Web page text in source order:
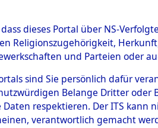
Taxöldern
dieses Portal über NS-
Religionszugehörigkeit,
und Parteien oder
sind Sie persönlich dafür
Belange Dritter
Daten respektieren. Der ITS
verantwortlich gemacht